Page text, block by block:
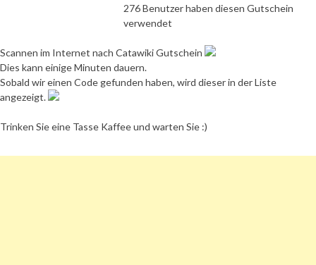
276 Benutzer haben diesen Gutschein
verwendet
Scannen im Internet nach Catawiki Gutschein
Dies kann einige Minuten dauern.
Sobald wir einen Code gefunden haben, wird dieser in der Liste
angezeigt.
Trinken Sie eine Tasse Kaffee und warten Sie :)